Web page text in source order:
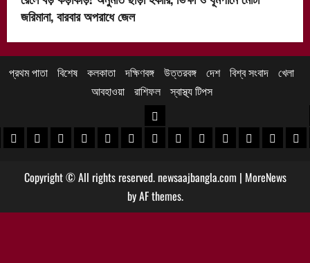
জরিমানা, বারবার অপরাধে জেল
প্রথম পাতা বিশেষ কলকাতা দক্ষিণবঙ্গ উত্তরবঙ্গ দেশ বিশ্ব সংবাদ খেলা
আবহাওয়া
রাশিফল স্বাস্থ্য টিপস
খবর
খবর
পুরুলিয়া খবর
বাঁকুড়া খবরপশ্চিম বর্ধমান খবর
পূর্ব বর্ধমান খবর
বীরভূম খবরমুর্শিদাবাদ খবর
উত্তরবঙ্গ
কোচবিহার নিউজ
আলিপুরদুয়ার খবর
জলপাইগুড়ি খবর
শিলিগুড়ি খবর
উত্তরদক্ষিণ
Copyright © All rights reserved. newsaajbangla.com | MoreNews
by AF themes.